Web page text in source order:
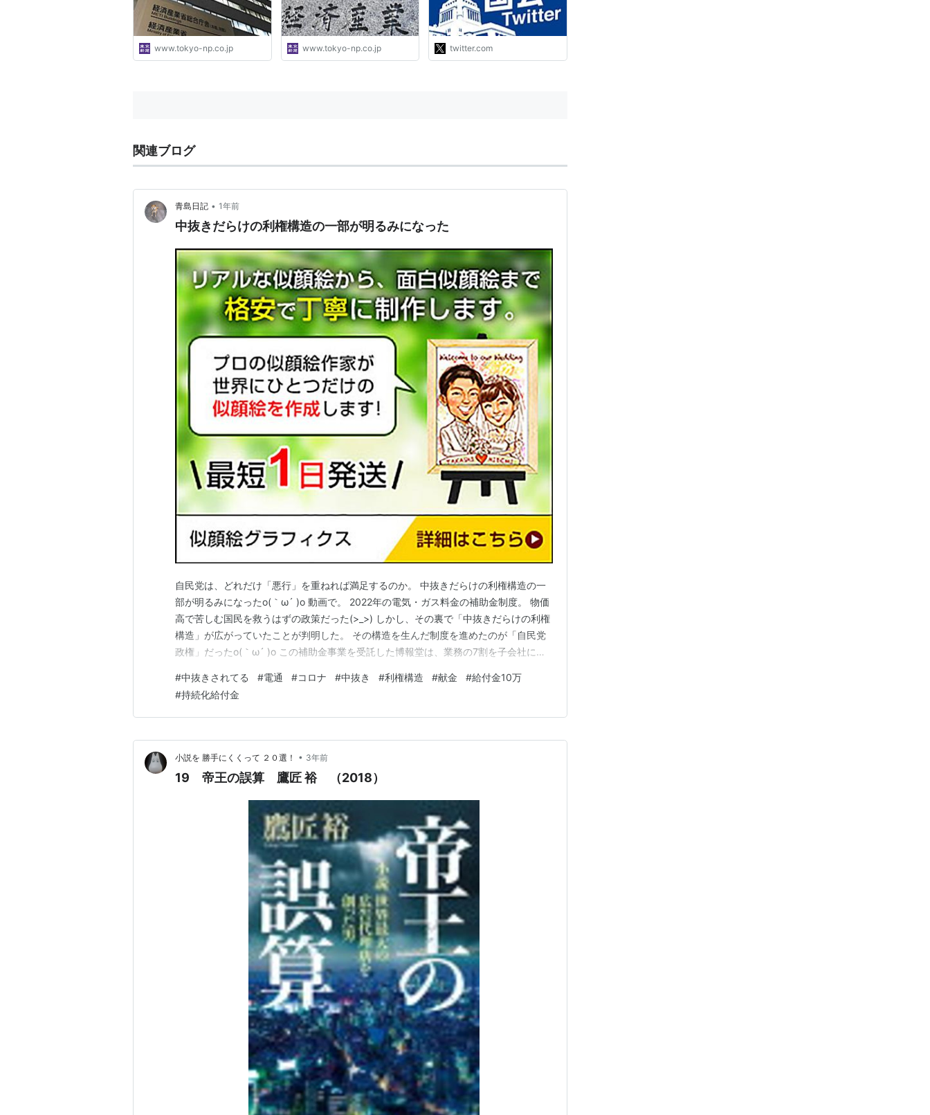
www.tokyo-np.co.jp www.tokyo-np.co.jp
が、ほぼ100％の事業を受
託。 1件当たりの手数料が5
万円で法外な事務委託費では
ないか…
twitter.com
関連ブログ
青島日記 • 1年前
中抜きだらけの利権構造の一部が明るみになった
自民党は、どれだけ「悪行」を重ねれば満足するのか。 中抜きだらけの利権構造の一
部が明るみになったo(｀ω´ )o 動画で。 2022年の電気・ガス料金の補助金制度。 物価
高で苦しむ国民を救うはずの政策だった(>_>) しかし、その裏で「中抜きだらけの利権
構造」が広がっていたことが判明した。 その構造を生んだ制度を進めたのが「自民党
政権」だったo(｀ω´ )o この補助金事業を受託した博報堂は、業務の7割を子会社に再
下請け会社へと「3段階で中抜き」される仕組みが出来ていたo(｀ω´ )o しかも、この
問題は半年前から会…
#中抜きされてる #電通 #コロナ #中抜き #利権構造 #献金 #給付金10万
#持続化給付金
小説を 勝手にくくって ２０選！ • 3年前
19 帝王の誤算 鷹匠 裕 （2018）